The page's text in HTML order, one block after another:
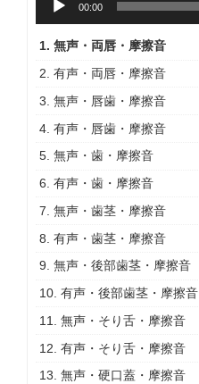
レ
ー
ー
00:00
1. 無声・両唇・摩擦音
2. 有声・両唇・摩擦音
3. 無声・唇歯・摩擦音
4. 有声・唇歯・摩擦音
5. 無声・歯・摩擦音
6. 有声・歯・摩擦音
7. 無声・歯茎・摩擦音
8. 有声・歯茎・摩擦音
9. 無声・後部歯茎・摩擦音
10. 有声・後部歯茎・摩擦音
11. 無声・そり舌・摩擦音
12. 有声・そり舌・摩擦音
13. 無声・硬口蓋・摩擦音